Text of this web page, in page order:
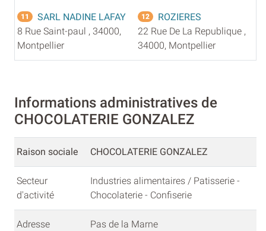
11
SARL NADINE LAFAY
8 Rue Saint-paul , 34000,
Montpellier
12
ROZIERES
22 Rue De La Republique ,
34000, Montpellier
Informations administratives de
CHOCOLATERIE GONZALEZ
Raison sociale CHOCOLATERIE GONZALEZ
Secteur
d'activité
Industries alimentaires / Patisserie -
Chocolaterie - Confiserie
Adresse Pas de la Marne